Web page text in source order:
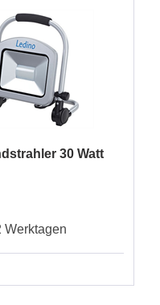
30 Watt
Werktagen